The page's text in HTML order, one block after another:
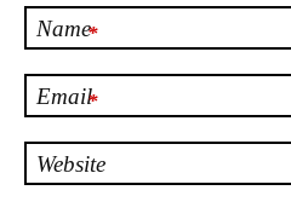
Name*
Email*
Website